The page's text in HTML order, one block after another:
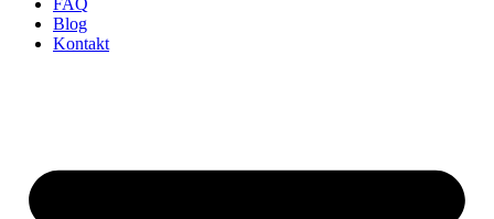
FAQ
Blog
Kontakt